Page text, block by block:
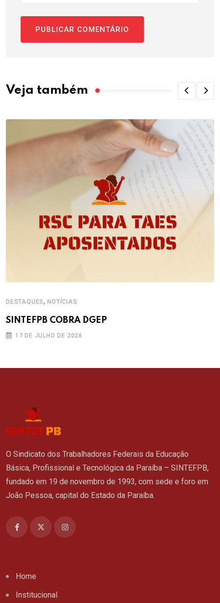
Veja também
DESTAQUES,NOTÍCIAS
SINTEFPB COBRA DGEP
17 DE JULHO DE 2026
O Sindicato dos Trabalhadores Federais da Educação
Básica, Profissional e Tecnológica da Paraíba – SINTEFPB,
fundado em 19 de novembro de 1993, com sede e foro em
João Pessoa, capital do Estado da Paraíba.
Home
Institucional